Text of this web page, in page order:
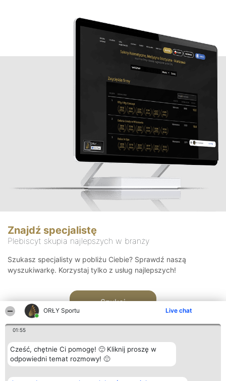
ORŁY Sportu Live chat
01:55
Cześć, chętnie Ci pomogę! 🙂 Kliknij proszę w
odpowiedni temat rozmowy! 🙂
Znajdź specjalistę
Plebiscyt skupia najlepszych w branży
Szukasz specjalisty w pobliżu Ciebie? Sprawdź naszą
wyszukiwarkę. Korzystaj tylko z usług najlepszych!
Szukaj
Organizator plebiscytu Plebiscyt Kontakt